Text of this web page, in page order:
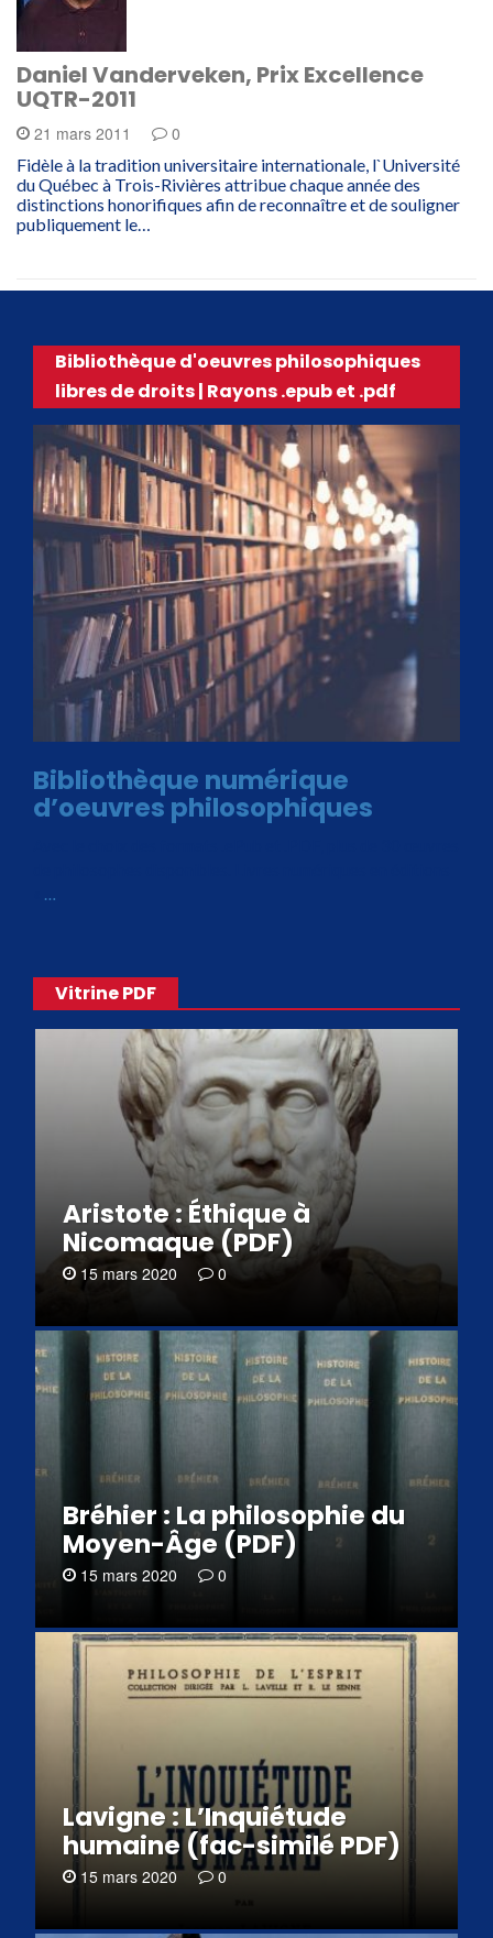
Daniel Vanderveken, Prix Excellence
UQTR-2011
21 mars 2011 0
Fidèle à la tradition universitaire internationale, l`Université
du Québec à Trois-Rivières attribue chaque année des
distinctions honorifiques afin de reconnaître et de souligner
publiquement le…
Bibliothèque d'oeuvres philosophiques
libres de droits | Rayons .epub et .pdf
Bibliothèque numérique
d’oeuvres philosophiques
…
Vitrine PDF
Aristote : Éthique à
Nicomaque (PDF)
15 mars 2020 0
Bréhier : La philosophie du
Moyen-Âge (PDF)
15 mars 2020 0
Lavigne : L’Inquiétude
humaine (fac-similé PDF)
15 mars 2020 0